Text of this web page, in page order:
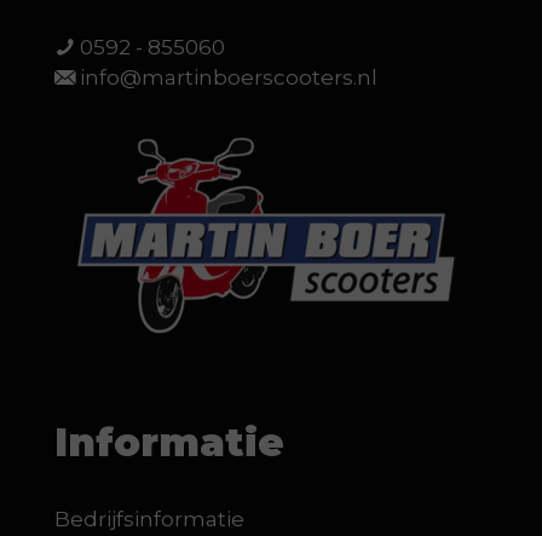
0592 - 855060
info@martinboerscooters.nl
Informatie
Bedrijfsinformatie